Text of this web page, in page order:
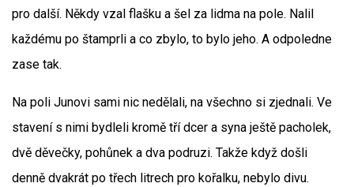
pro další. Někdy vzal flašku a šel za lidma na pole. Nalil
každému po štamprli a co zbylo, to bylo jeho. A odpoledne
zase tak.
Na poli Junovi sami nic nedělali, na všechno si zjednali. Ve
stavení s nimi bydleli kromě tří dcer a syna ještě pacholek,
dvě děvečky, pohůnek a dva podruzi. Takže když došli
denně dvakrát po třech litrech pro kořalku, nebylo divu.